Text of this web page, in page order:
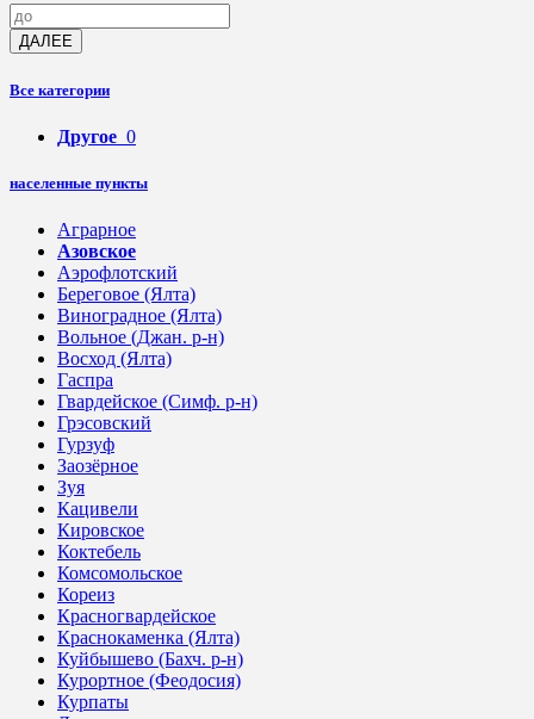
ДАЛЕЕ
Все категории
Другое 0
населенные пункты
Аграрное
Азовское
Аэрофлотский
Береговое (Ялта)
Виноградное (Ялта)
Вольное (Джан. р-н)
Восход (Ялта)
Гаспра
Гвардейское (Симф. р-н)
Грэсовский
Гурзуф
Заозёрное
Зуя
Кацивели
Кировское
Коктебель
Комсомольское
Кореиз
Красногвардейское
Краснокаменка (Ялта)
Куйбышево (Бахч. р-н)
Курортное (Феодосия)
Курпаты